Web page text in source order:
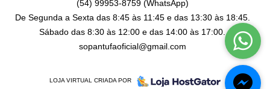
(54) 99953-8759 (WhatsApp)
De Segunda a Sexta das 8:45 às 11:45 e das 13:30 às 18:45.
Sábado das 8:30 às 12:00 e das 14:00 às 17:00.
sopantufaoficial@gmail.com
LOJA VIRTUAL CRIADA POR